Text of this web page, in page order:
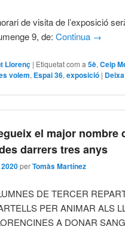
de visita de l’exposició
9, de:Continua →
Llorenç | Etiquetat com a 5è,Ceip
volem, Espai 36,exposició |
el major nombre
darrers tres anys
perTomàs Martínez
DE TERCER
PER ANIMAR ALS
A DONAR